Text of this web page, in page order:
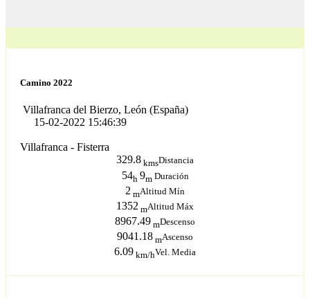
Camino 2022
Villafranca del Bierzo, León (España)
15-02-2022 15:46:39
Villafranca - Fisterra
329.8 kmsDistancia
54h 9m Duración
2 mAltitud Mín
1352 mAltitud Máx
8967.49 mDescenso
9041.18 mAscenso
6.09 km/hVel. Media